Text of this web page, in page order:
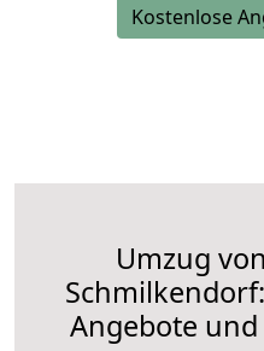
Kostenlose
Umzug
Angebote und